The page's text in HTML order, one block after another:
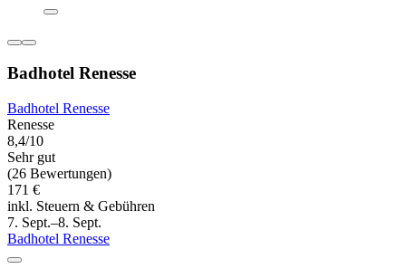
Badhotel Renesse
Badhotel Renesse
Renesse
8,4/10
Sehr gut
(26 Bewertungen)
171 €
inkl. Steuern & Gebühren
7. Sept.–8. Sept.
Badhotel Renesse